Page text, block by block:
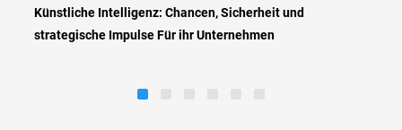
Künstliche Intelligenz: Chancen, Sicherheit und
strategische Impulse Für ihr Unternehmen